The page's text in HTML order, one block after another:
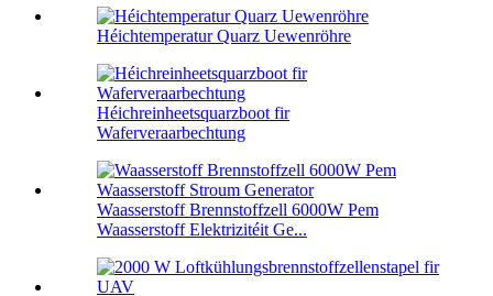
Héichtemperatur Quarz Uewenröhre
Héichreinheetsquarzboot fir
Waferveraarbechtung
Waasserstoff Brennstoffzell 6000W Pem
Waasserstoff Elektrizitéit Ge...